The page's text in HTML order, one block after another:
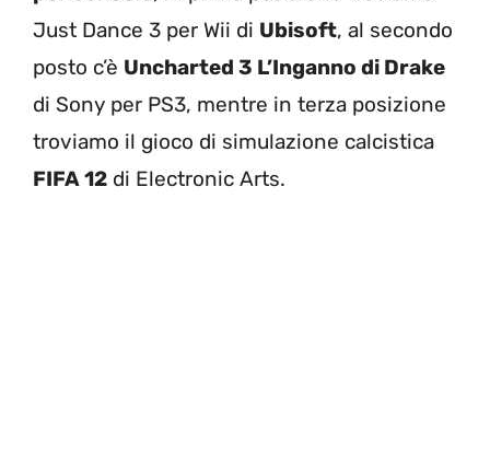
Just Dance 3 per Wii di Ubisoft, al secondo
posto c’è Uncharted 3 L’Inganno di Drake
di Sony per PS3, mentre in terza posizione
troviamo il gioco di simulazione calcistica
FIFA 12 di Electronic Arts.